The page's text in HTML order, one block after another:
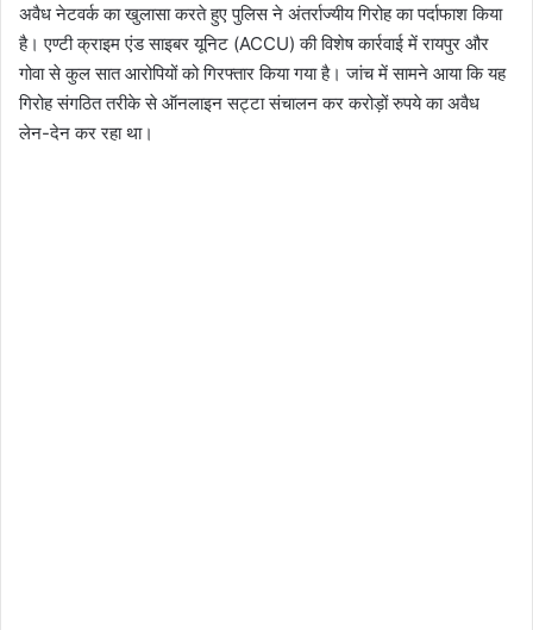
अवैध नेटवर्क का खुलासा करते हुए पुलिस ने अंतर्राज्यीय गिरोह का पर्दाफाश किया
है। एण्टी क्राइम एंड साइबर यूनिट (ACCU) की विशेष कार्रवाई में रायपुर और
गोवा से कुल सात आरोपियों को गिरफ्तार किया गया है। जांच में सामने आया कि यह
गिरोह संगठित तरीके से ऑनलाइन सट्टा संचालन कर करोड़ों रुपये का अवैध
लेन-देन कर रहा था।